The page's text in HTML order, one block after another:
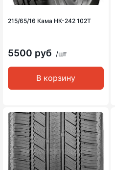
215/65/16 Кама НК-242 102Т
5500 руб /шт
В корзину